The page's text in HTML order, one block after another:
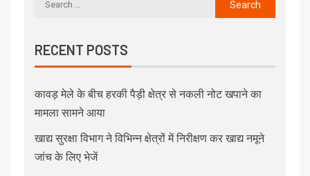
RECENT POSTS
कावड़ मेले के बीच हरकी पैड़ी क्षेत्र से नकली नोट खपाने का
मामला सामने आया
खाद्य सुरक्षा विभाग ने विभिन्न क्षेत्रों में निरीक्षण कर खाद्य नमूने
जांच के लिए भेजें